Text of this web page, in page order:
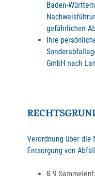
Baden-
gefährlichen
Ihre
GmbH nach
Verordnung über die
Entsorgung von
§ 9